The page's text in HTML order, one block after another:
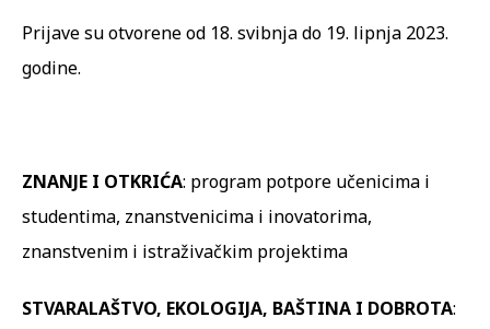
Prijave su otvorene od 18. svibnja do 19. lipnja 2023.
godine.
ZNANJE I OTKRIĆA: program potpore učenicima i
studentima, znanstvenicima i inovatorima,
znanstvenim i istraživačkim projektima
STVARALAŠTVO, EKOLOGIJA, BAŠTINA I DOBROTA: